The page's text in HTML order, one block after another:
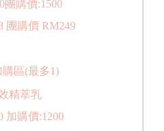
團購價:1500
團購價 RM249
購區(最多1)
精萃乳
加購價:1200